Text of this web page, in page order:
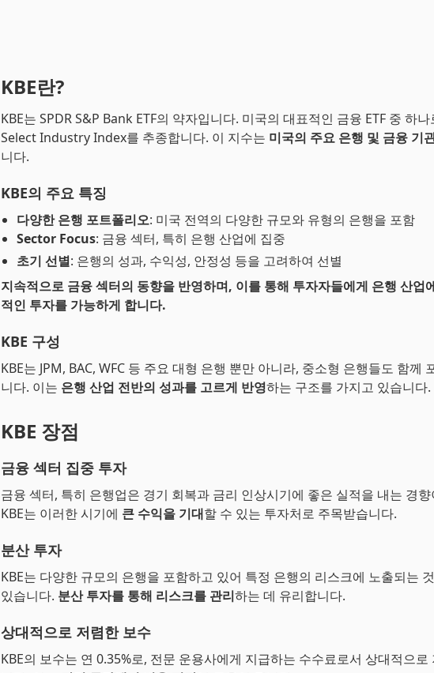
KBE란?
KBE는 SPDR S&P Bank ETF의 약자입니다. 미국의 대표적인 금융 ETF 중 하
Select Industry Index를 추종합니다. 이 지수는 미국의 주요 은행 및 금융 기
니다.
KBE의 주요 특징
다양한 은행 포트폴리오: 미국 전역의 다양한 규모와 유형의 은행을 포함
Sector Focus: 금융 섹터, 특히 은행 산업에 집중
초기 선별: 은행의 성과, 수익성, 안정성 등을 고려하여 선별
지속적으로 금융 섹터의 동향을 반영하며, 이를 통해 투자자들에게 은행 산업
적인 투자를 가능하게 합니다.
KBE 구성
KBE는 JPM, BAC, WFC 등 주요 대형 은행 뿐만 아니라, 중소형 은행들도 함께
니다. 이는 은행 산업 전반의 성과를 고르게 반영하는 구조를 가지고 있습니다.
KBE 장점
금융 섹터 집중 투자
금융 섹터, 특히 은행업은 경기 회복과 금리 인상시기에 좋은 실적을 내는 경
KBE는 이러한 시기에 큰 수익을 기대할 수 있는 투자처로 주목받습니다.
분산 투자
KBE는 다양한 규모의 은행을 포함하고 있어 특정 은행의 리스크에 노출되는
있습니다. 분산 투자를 통해 리스크를 관리하는 데 유리합니다.
상대적으로 저렴한 보수
KBE의 보수는 연 0.35%로, 전문 운용사에게 지급하는 수수료로서 상대적으로